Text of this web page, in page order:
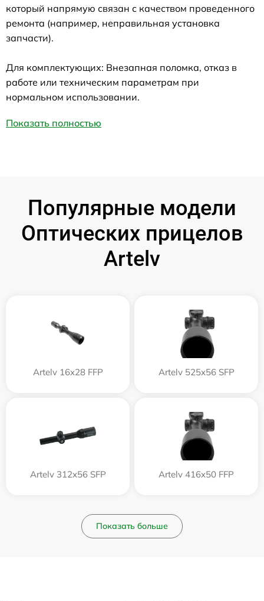
который напрямую связан с качеством проведенного
ремонта (например, неправильная установка
запчасти).
Для комплектующих: Внезапная поломка, отказ в
работе или техническим параметрам при
нормальном использовании.
Показать полностью
Популярные модели
Оптических прицелов
Artelv
Artelv 16x28 FFP Artelv 525x56 SFP
Artelv 312x56 SFP Artelv 416x50 FFP
Показать больше